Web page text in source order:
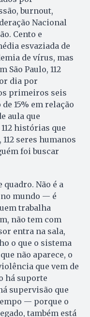
burnout,
Nacional
Cento e
esvaziada de
de vírus, mas
São Paulo, 112
dia por
primeiros seis
15% em relação
aula que
histórias que
seres humanos
foi buscar
Não é a
mundo — é
trabalha
não tem com
entra na sala,
o que o sistema
não aparece, o
que vem de
há suporte
supervisão que
— porque o
também está